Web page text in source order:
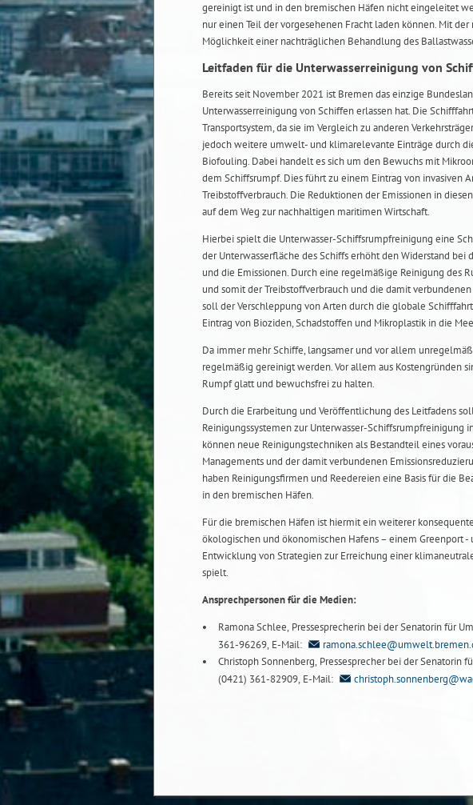
gereinigt ist und in den bremischen Häfen nicht eingeleitet
nur einen Teil der vorgesehenen Fracht laden können. Mit
Möglichkeit einer nachträglichen Behandlung des
Leitfaden für die Unterwasserreinigung von
Bereits seit November 2021 ist Bremen das einzige
Unterwasserreinigung von Schiffen erlassen hat. Die
Transportsystem, da sie im Vergleich zu anderen
jedoch weitere umwelt- und klimarelevante Einträge durch
Biofouling. Dabei handelt es sich um den Bewuchs mit
dem Schiffsrumpf. Dies führt zu einem Eintrag von invasiven
Treibstoffverbrauch. Die Reduktionen der Emissionen in
auf dem Weg zur nachhaltigen maritimen Wirtschaft.
Hierbei spielt die Unterwasser-Schiffsrumpfreinigung eine
der Unterwasserfläche des Schiffs erhöht den Widerstand bei
und die Emissionen. Durch eine regelmäßige Reinigung des
und somit der Treibstoffverbrauch und die damit
soll der Verschleppung von Arten durch die globale
Eintrag von Bioziden, Schadstoffen und Mikroplastik in die
Da immer mehr Schiffe, langsamer und vor allem
regelmäßig gereinigt werden. Vor allem aus Kostengründen
Rumpf glatt und bewuchsfrei zu halten.
Durch die Erarbeitung und Veröffentlichung des Leitfadens
Reinigungssystemen zur Unterwasser-Schiffsrumpfreinigung
können neue Reinigungstechniken als Bestandteil eines
Managements und der damit verbundenen
haben Reinigungsfirmen und Reedereien eine Basis für die
in den bremischen Häfen.
Für die bremischen Häfen ist hiermit ein weiterer
ökologischen und ökonomischen Hafens – einem Greenport
Entwicklung von Strategien zur Erreichung einer
spielt.
Ansprechpersonen für die Medien:
Ramona Schlee, Pressesprecherin bei der Senatorin für
361-96269, E-Mail:
Christoph Sonnenberg, Pressesprecher bei der Senatorin
(0421) 361-82909, E-Mail: